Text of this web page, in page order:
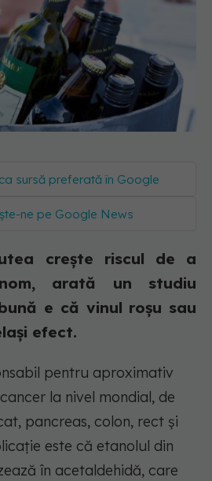
sursă preferată în Google
ne pe Google News
crește riscul de a
arată un studiu
e că vinul roșu sau
efect.
pentru aproximativ
la nivel mondial, de
pancreas, colon, rect și
este că etanolul din
în acetaldehidă, care